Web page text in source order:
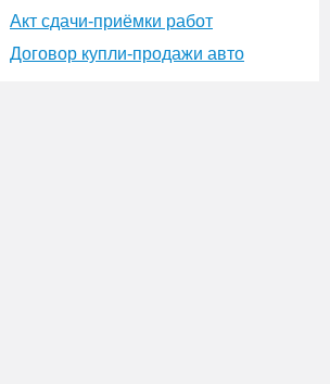
Акт сдачи-приёмки работ
Договор купли-продажи авто